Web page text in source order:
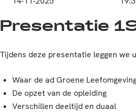
Presentatie
Tijdens deze presentatie leggen we
Waar de ad Groene
De opzet van de opleiding
Verschillen deeltijd en duaal